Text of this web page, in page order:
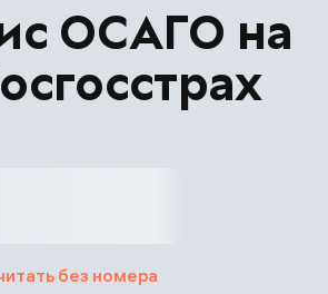
ОСАГО на
без номера